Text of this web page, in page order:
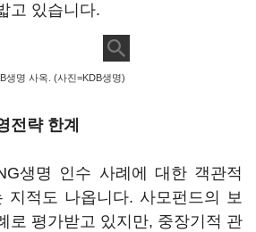
고 있습니다.
생명 사옥. (사진=KDB생명)
전략 한계
생명 인수 사례에 대한 객관적
지적도 나옵니다. 사모펀드의 보
로 평가받고 있지만, 중장기적 관